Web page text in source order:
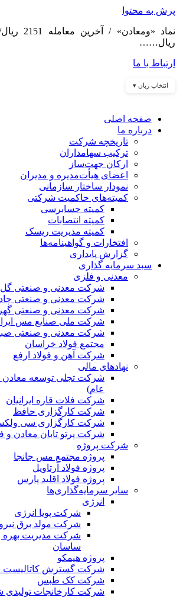
پرش به محتوا
ریال……
ارتباط با ما
انتخاب زبان ▾
صفحه اصلی
درباره ما
تاریخچه شرکت
ترکیب سهامداران
ارکان جهت‌ساز
اعضای هیأت‌مدیره و مدیران
نمودار ساختار سازمانی
کمیته‌های حاکمیت شرکتی
کمیته حسابرسی
کمیته انتصابات
کمیته مدیریت ریسک
افتخارات و گواهینامه‌ها
گزارش پایداری
سبد سرمایه گذاری
معدنی و فلزی
شرکت معدنی و صنعتی گل
شرکت معدنی و صنعتی
شرکت معدنی و صنعتی
شرکت ملی صنایع مس
شرکت معدنی و صنعتی
مجتمع فولاد خراسان
شرکت آهن و فولاد ارفع
نهادهای مالی
شرکت تجلی توسعه معادن
عام)
شرکت فلات قاره ایرانیان
شرکت کارگزاری حافظ
شرکت کارگزاری سی
شرکت پرتو تابان معادن و
شرکت پروژه
پروژه مجتمع مس جانجا
پروژه فولاد آرتاویل
پروژه فولاد اقلید پارس
سایر سرمایه‌گذاری‌ها
انرژی
شرکت پویا انرژی
شرکت مولد برق
شرکت مدیریت بهره
ساسان
پروژه هیمکو
شرکت گسترش کاتالیست
شرکت کک طبس
شرکت کارخانجات تولیدی